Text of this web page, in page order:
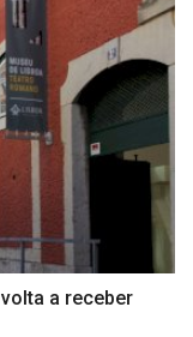
a receber